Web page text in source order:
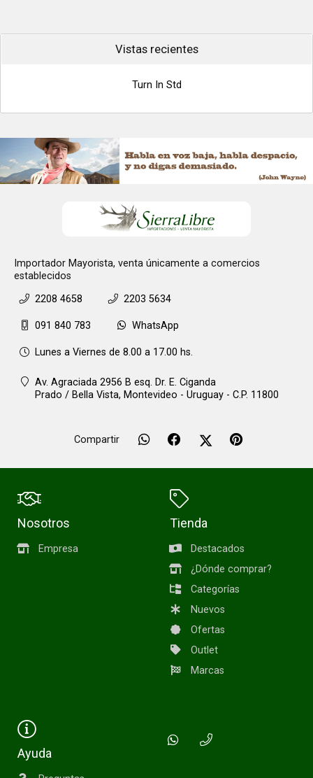
Vistas recientes
Turn In Std
Importador Mayorista, venta únicamente a comercios
establecidos
2208 4658
2203 5634
091 840 783 WhatsApp
Lunes a Viernes de 8.00 a 17.00 hs.
Av. Agraciada 2956 B esq. Dr. E. Ciganda
Prado / Bella Vista, Montevideo - Uruguay - C.P. 11800
Compartir
Nosotros
Empresa
Tienda
Destacados
¿Dónde comprar?
Categorías
Nuevos
Ofertas
Outlet
Marcas
Ayuda